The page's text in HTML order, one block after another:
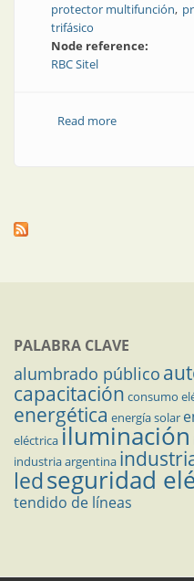
protector multifunción
trifásico
Node reference:
RBC Sitel
Read moreabout
PALABRA CLAVE
alumbrado público
capacitación consumo
energética energía solar
eléctricailuminación
industria argentina
ledseguridad
tendido de líneas